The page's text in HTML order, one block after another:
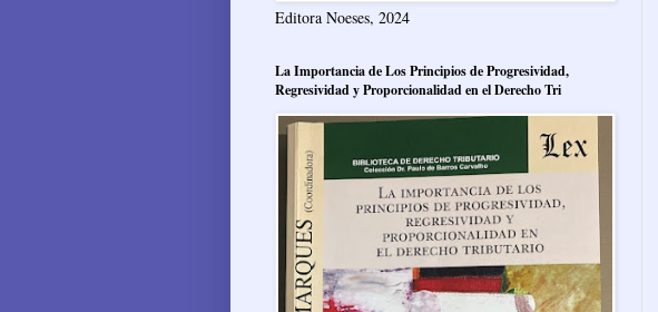
Editora Noeses, 2024
La Importancia de Los Principios de Progresividad,
Regresividad y Proporcionalidad en el Derecho Tri